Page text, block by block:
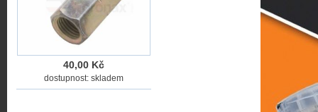
40,00 Kč
dostupnost: skladem